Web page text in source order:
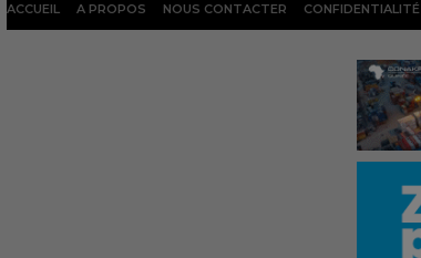
ACCUEIL A PROPOS NOUS CONTACTER CONFIDENTIALITÉ